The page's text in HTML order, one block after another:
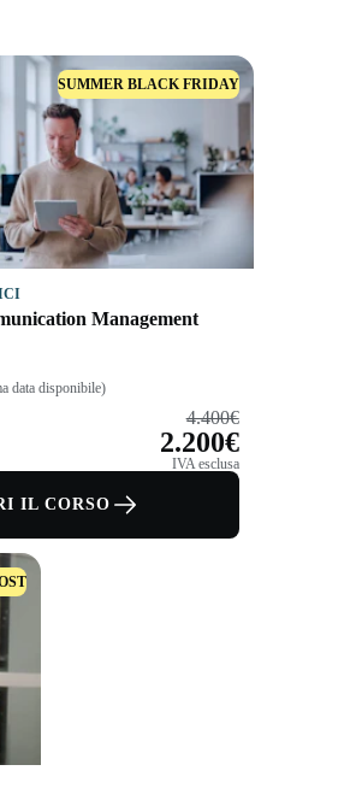
SUMMER BLACK FRIDAY
Management
data disponibile)
4.400€
2.200€
IVA esclusa
IL CORSO